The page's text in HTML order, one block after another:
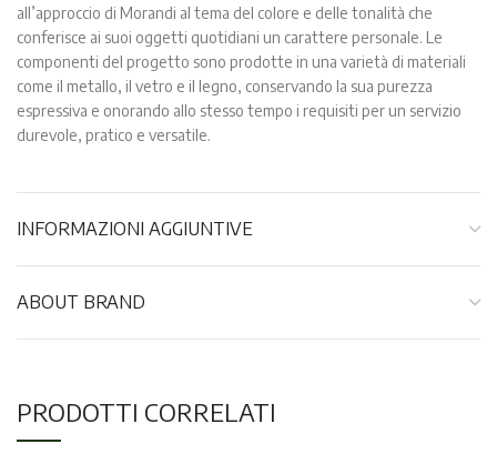
all’approccio di Morandi al tema del colore e delle tonalità che
conferisce ai suoi oggetti quotidiani un carattere personale. Le
componenti del progetto sono prodotte in una varietà di materiali
come il metallo, il vetro e il legno, conservando la sua purezza
espressiva e onorando allo stesso tempo i requisiti per un servizio
durevole, pratico e versatile.
INFORMAZIONI AGGIUNTIVE
ABOUT BRAND
PRODOTTI CORRELATI